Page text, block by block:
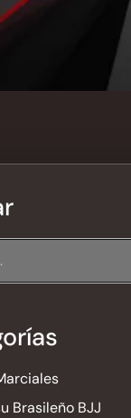
Brasileño BJJ